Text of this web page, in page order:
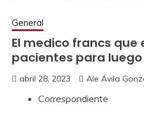
General
El medico francs que
pacientes para
abril 28, 2023 Ale Ávila
Correspondiente